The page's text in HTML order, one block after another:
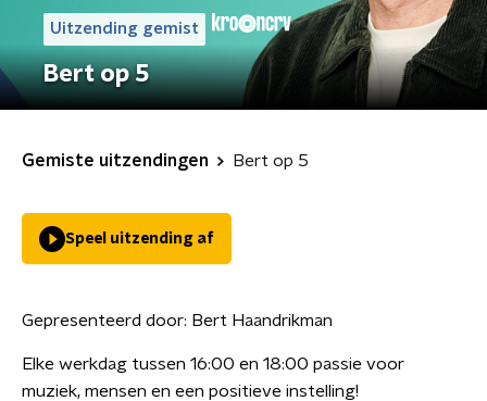
Uitzending gemist
Bert op 5
Gemiste uitzendingen Bert op 5
Speel uitzending af
Gepresenteerd door: Bert Haandrikman
Elke werkdag tussen 16:00 en 18:00 passie voor
muziek, mensen en een positieve instelling!